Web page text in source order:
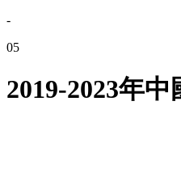
-
05
2019-2023年